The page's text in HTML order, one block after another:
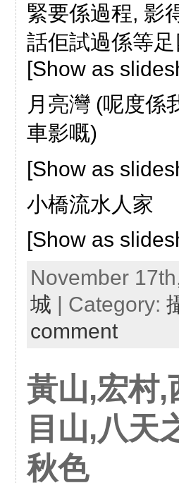
緊要係過程, 影
話佢試過係等
[Show as
月亮灣 (呢度係
車影嘅)
[Show as
小橋流水人家
[Show as
November
城 | Category:
comment
黃山,宏村,
目山,八天
秋色